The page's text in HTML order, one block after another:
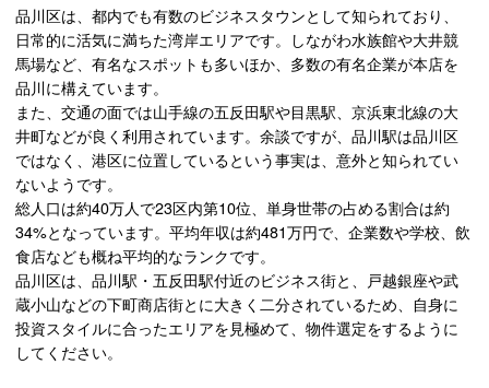
品川区は、都内でも有数のビジネスタウンとして知られており、
日常的に活気に満ちた湾岸エリアです。しながわ水族館や大井競
馬場など、有名なスポットも多いほか、多数の有名企業が本店を
品川に構えています。
また、交通の面では山手線の五反田駅や目黒駅、京浜東北線の大
井町などが良く利用されています。余談ですが、品川駅は品川区
ではなく、港区に位置しているという事実は、意外と知られてい
ないようです。
総人口は約40万人で23区内第10位、単身世帯の占める割合は約
34%となっています。平均年収は約481万円で、企業数や学校、飲
食店なども概ね平均的なランクです。
品川区は、品川駅・五反田駅付近のビジネス街と、戸越銀座や武
蔵小山などの下町商店街とに大きく二分されているため、自身に
投資スタイルに合ったエリアを見極めて、物件選定をするように
してください。